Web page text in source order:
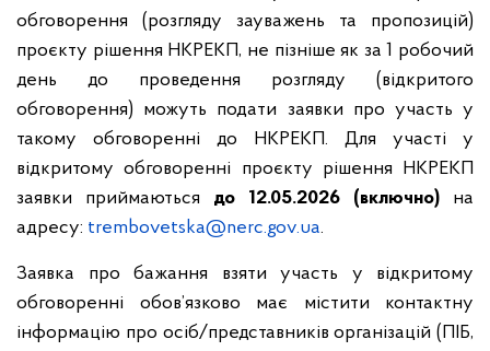
обговорення (розгляду зауважень та пропозицій)
проєкту рішення НКРЕКП, не пізніше як за 1 робочий
день до проведення розгляду (відкритого
обговорення) можуть подати заявки про участь у
такому обговоренні до НКРЕКП. Для участі у
відкритому обговоренні проєкту рішення НКРЕКП
заявки приймаються до 12.05.2026 (включно) на
адресу: trembovetska@nerc.gov.ua.
Заявка про бажання взяти участь у відкритому
обговоренні обов’язково має містити контактну
інформацію про осіб/представників організацій (ПІБ,